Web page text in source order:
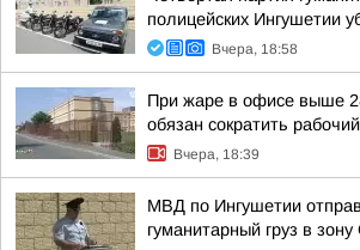
полицейских Ингушетии
Вчера, 18:58
При жаре в офисе выше
обязан сократить
Вчера, 18:39
МВД по Ингушетии
гуманитарный груз в